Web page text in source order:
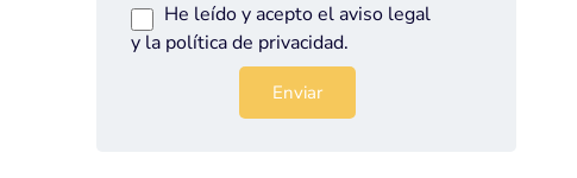
He leído y acepto el aviso legal
y la política de privacidad.